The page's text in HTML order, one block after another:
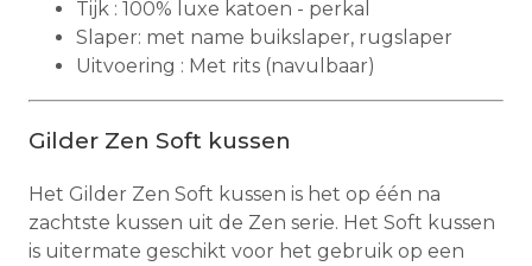
Tijk : 100% luxe katoen - perkal
Slaper: met name buikslaper, rugslaper
Uitvoering : Met rits (navulbaar)
Gilder Zen Soft kussen
Het Gilder Zen Soft kussen is het op één na
zachtste kussen uit de Zen serie. Het Soft kussen
is uitermate geschikt voor het gebruik op een